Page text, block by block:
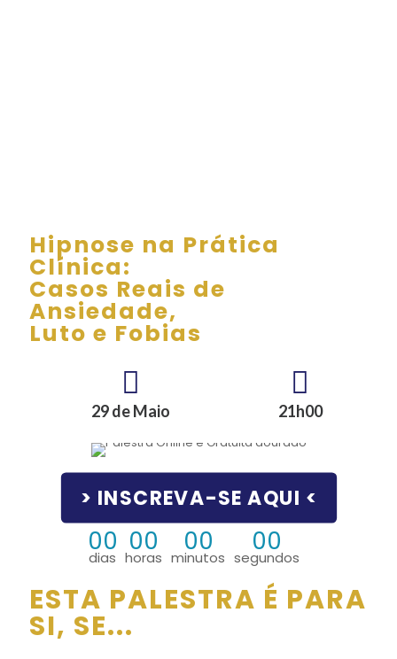
Hipnose na Prática
Clínica:
Casos Reais de
Ansiedade,
Luto e Fobias
29 de Maio 21h00
> INSCREVA-SE AQUI <
00
dias
00
horas
00
minutos
00
segundos
ESTA PALESTRA É PARA
SI, SE...